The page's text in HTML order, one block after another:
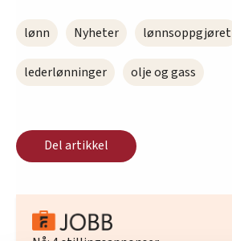
lønn Nyheter lønnsoppgjøret
lederlønninger olje og gass
Del artikkel